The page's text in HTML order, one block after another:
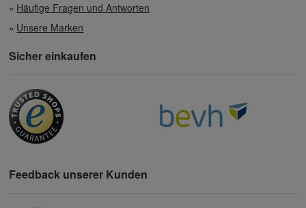
Häufige Fragen und Antworten
Unsere Marken
Sicher einkaufen
Feedback unserer Kunden